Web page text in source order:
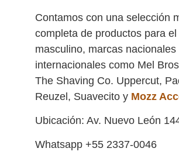
Contamos con una selección
completa de productos para
masculino, marcas nacionales
internacionales como Mel
The Shaving Co. Uppercut,
Reuzel, Suavecito y Mozz
Ubicación: Av. Nuevo León
Whatsapp +55 2337-0046